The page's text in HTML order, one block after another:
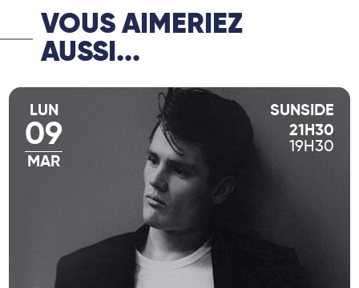
d’un hommage pour célébrer la carrière
d’un musicien légendaire suivi de la jam
session jusqu’à pas d’heures !
L’entrée est libre mais une consommation
VOUS AIMERIEZ
AUSSI...
LUN
09
MAR
SUNSIDE
21H30
19H30